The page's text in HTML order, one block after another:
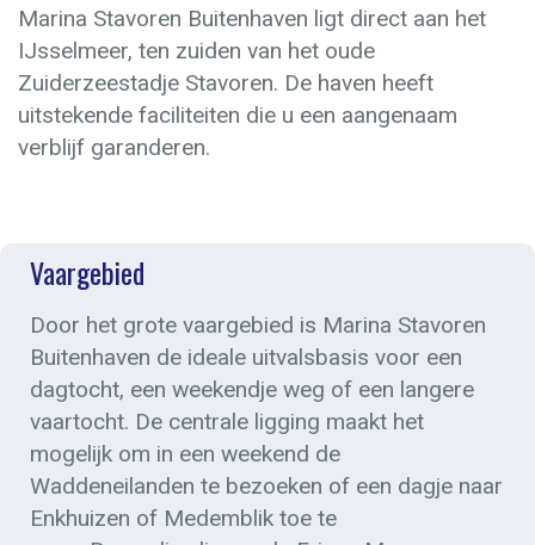
Marina Stavoren Buitenhaven ligt direct aan het
IJsselmeer, ten zuiden van het oude
Zuiderzeestadje Stavoren. De haven heeft
uitstekende faciliteiten die u een aangenaam
verblijf garanderen.
Vaargebied
Door het grote vaargebied is Marina Stavoren
Buitenhaven de ideale uitvalsbasis voor een
dagtocht, een weekendje weg of een langere
vaartocht. De centrale ligging maakt het
mogelijk om in een weekend de
Waddeneilanden te bezoeken of een dagje naar
Enkhuizen of Medemblik toe te